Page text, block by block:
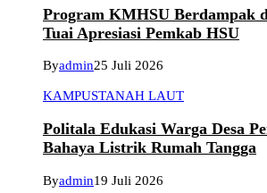
Program KMHSU Berdampak
Tuai Apresiasi Pemkab HSU
Byadmin25 Juli 2026
KAMPUSTANAH LAUT
Politala Edukasi Warga Desa
Bahaya Listrik Rumah Tangga
Byadmin19 Juli 2026